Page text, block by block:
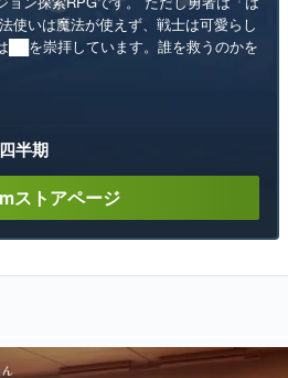
使いは魔法が使えず、戦士は可愛らし
██を崇拝しています。誰を救うのかを
半期
ストアページ